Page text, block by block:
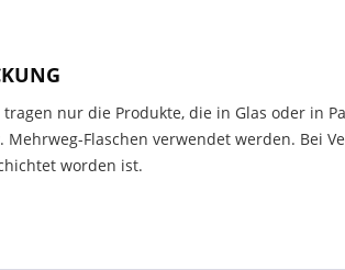
tragen nur die Produkte, die in Glas oder in
Mehrweg-Flaschen verwendet werden. Bei
worden ist.